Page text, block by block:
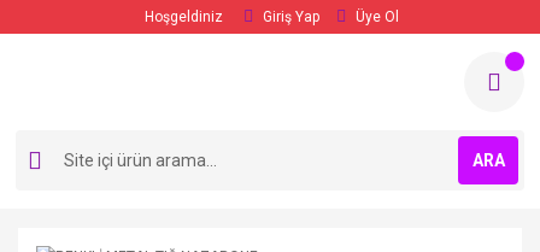
Hoşgeldiniz Giriş Yap Üye Ol
ARA